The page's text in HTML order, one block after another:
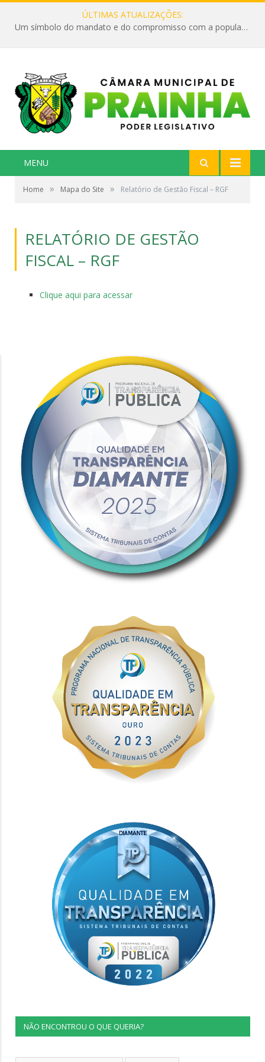
ÚLTIMAS ATUALIZAÇÕES:
Um símbolo do mandato e do compromisso com a população
MENU
Home » Mapa do Site » Relatório de Gestão Fiscal – RGF
RELATÓRIO DE GESTÃO
FISCAL – RGF
Clique aqui para acessar
NÃO ENCONTROU O QUE QUERIA?